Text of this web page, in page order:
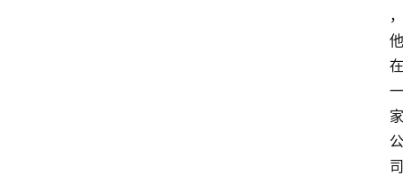
，
他
在
一
家
公
司